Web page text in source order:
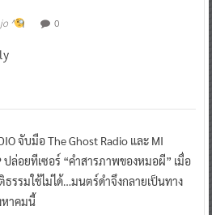
^ 0
จับมือ The Ghost Radio และ MI
ปล่อยทีเซอร์ “คำสารภาพของหมอผี” เมื่อ
ธรรมใช้ไม่ได้…มนตร์ดำจึงกลายเป็นทาง
หาคมนี้